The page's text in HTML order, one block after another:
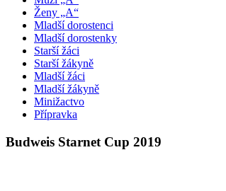
Ženy „A“
Mladší dorostenci
Mladší dorostenky
Starší žáci
Starší žákyně
Mladší žáci
Mladší žákyně
Minižactvo
Přípravka
Budweis Starnet Cup 2019